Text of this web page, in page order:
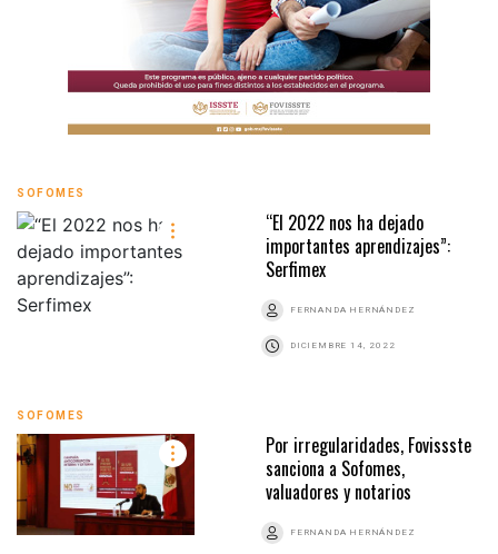
SOFOMES
“El 2022 nos ha dejado
importantes aprendizajes”:
Serfimex
FERNANDA HERNÁNDEZ
DICIEMBRE 14, 2022
SOFOMES
Por irregularidades, Fovissste
sanciona a Sofomes,
valuadores y notarios
FERNANDA HERNÁNDEZ